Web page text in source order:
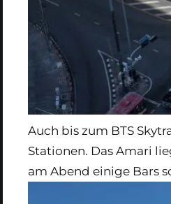
Auch bis zum BTS
Stationen. Das Amari
am Abend einige Bars